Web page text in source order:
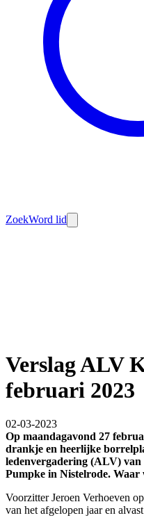
ZoekWord lid
Verslag ALV
februari 2023
02-03-2023
Op maandagavond 27
drankje en heerlijke
ledenvergadering (ALV)
Pumpke in Nistelrode. Waar
Voorzitter Jeroen Verhoeven
van het afgelopen jaar en